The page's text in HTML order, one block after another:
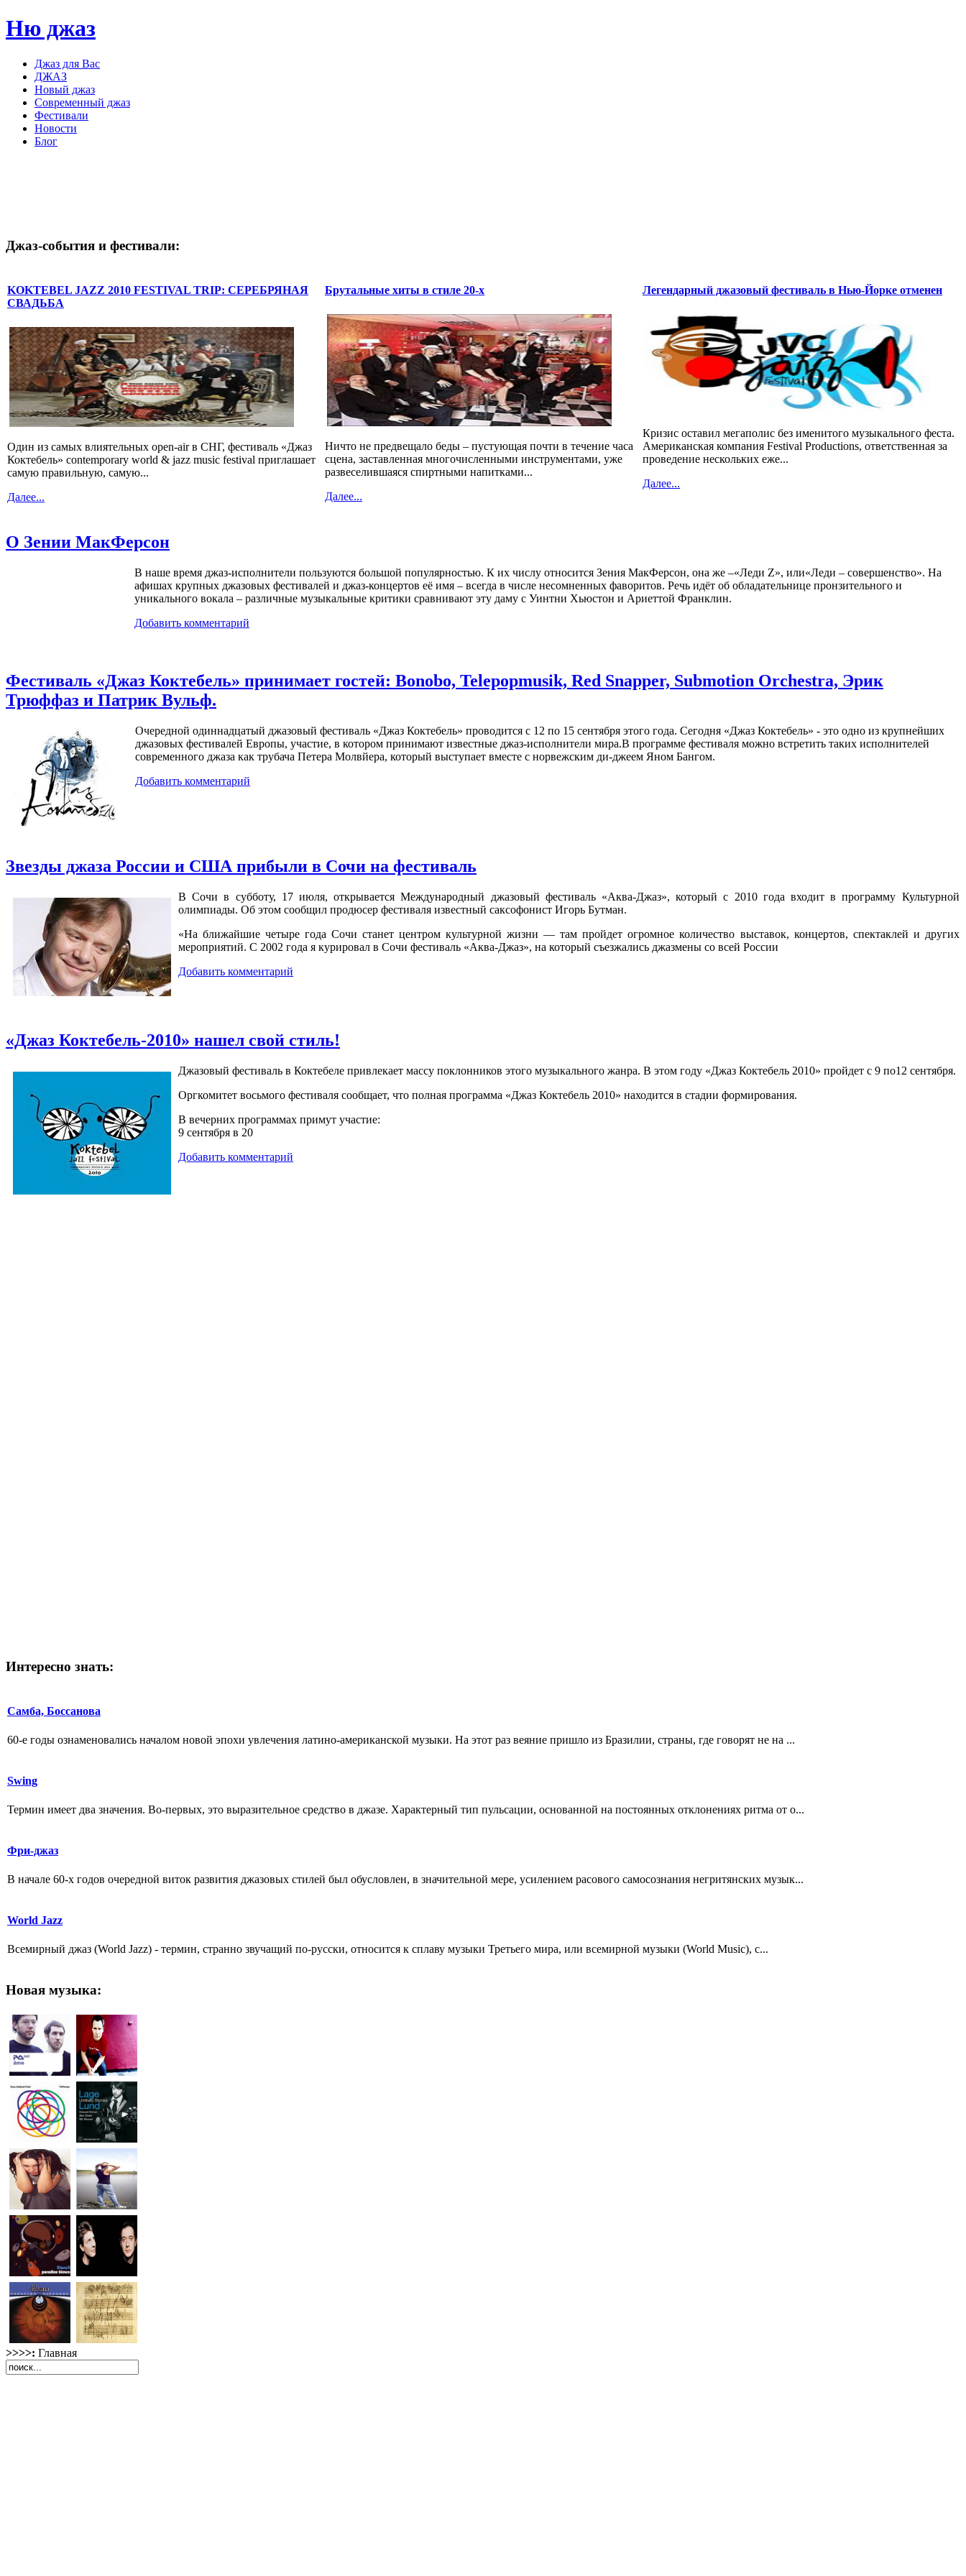
Ню джаз
Джаз для Вас
ДЖАЗ
Новый джаз
Современный джаз
Фестивали
Новости
Блог
Джаз-события и фестивали:
KOKTEBEL JAZZ 2010 FESTIVAL TRIP: СЕРЕБРЯНАЯ
СВАДЬБА
Один из самых влиятельных open-air в СНГ, фестиваль «Джаз
Коктебель» contemporary world & jazz music festival приглашает
самую правильную, самую...
Далее...
Брутальные хиты в стиле 20-х
Ничто не предвещало беды – пустующая почти в течение часа
сцена, заставленная многочисленными инструментами, уже
развеселившаяся спиртными напитками...
Далее...
Легендарный джазовый фестиваль в Нью-Йорке отменен
Кризис оставил мегаполис без именитого музыкального феста.
Американская компания Festival Productions, ответственная за
проведение нескольких еже...
Далее...
О Зении МакФерсон
В наше время джаз-исполнители пользуются большой популярностью. К их числу относится Зения МакФерсон, она же –«Леди Z», или«Леди – совершенство». На
афишах крупных джазовых фестивалей и джаз-концертов её имя – всегда в числе несомненных фаворитов. Речь идёт об обладательнице пронзительного и
уникального вокала – различные музыкальные критики сравнивают эту даму с Уинтни Хьюстон и Ариеттой Франклин.
Добавить комментарий
Фестиваль «Джаз Коктебель» принимает гостей: Bonobo, Telepopmusik, Red Snapper, Submotion Orchestra, Эрик
Трюффаз и Патрик Вульф.
Очередной одиннадцатый джазовый фестиваль «Джаз Коктебель» проводится с 12 по 15 сентября этого года. Сегодня «Джаз Коктебель» - это одно из крупнейших
джазовых фестивалей Европы, участие, в котором принимают известные джаз-исполнители мира.В программе фестиваля можно встретить таких исполнителей
современного джаза как трубача Петера Молвйера, который выступает вместе с норвежским ди-джеем Яном Бангом.
Добавить комментарий
Звезды джаза России и США прибыли в Сочи на фестиваль
В Сочи в субботу, 17 июля, открывается Международный джазовый фестиваль «Аква-Джаз», который с 2010 года входит в программу Культурной
олимпиады. Об этом сообщил продюсер фестиваля известный саксофонист Игорь Бутман.
«На ближайшие четыре года Сочи станет центром культурной жизни — там пройдет огромное количество выставок, концертов, спектаклей и других
мероприятий. С 2002 года я курировал в Сочи фестиваль «Аква-Джаз», на который съезжались джазмены со всей России
Добавить комментарий
«Джаз Коктебель-2010» нашел свой стиль!
Джазовый фестиваль в Коктебеле привлекает массу поклонников этого музыкального жанра. В этом году «Джаз Коктебель 2010» пройдет с 9 по12 сентября.
Оргкомитет восьмого фестиваля сообщает, что полная программа «Джаз Коктебель 2010» находится в стадии формирования.
В вечерних программах примут участие:
9 сентября в 20
Добавить комментарий
Интересно знать:
Самба, Боссанова
60-е годы ознаменовались началом новой эпохи увлечения латино-американской музыки. На этот раз веяние пришло из Бразилии, страны, где говорят не на ...
Swing
Термин имеет два значения. Во-первых, это выразительное средство в джазе. Характерный тип пульсации, основанной на постоянных отклонениях ритма от о...
Фри-джаз
В начале 60-х годов очередной виток развития джазовых стилей был обусловлен, в значительной мере, усилением расового самосознания негритянских музык...
World Jazz
Всемирный джаз (World Jazz) - термин, странно звучащий по-русски, относится к сплаву музыки Третьего мира, или всемирной музыки (World Music), с...
Новая музыка:
>>>>: Главная